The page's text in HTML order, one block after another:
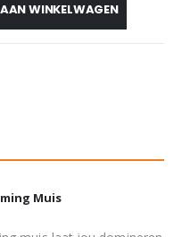
WINKELWAGEN
Muis